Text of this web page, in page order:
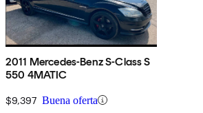
2011 Mercedes-Benz S-Class S
550 4MATIC
$9,397 Buena oferta